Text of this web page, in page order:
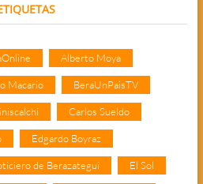
Alberto Moya
Macario BeraUnPaisTV
Carlos Sueldo
Edgardo Boyraz
de Berazategui El Sol